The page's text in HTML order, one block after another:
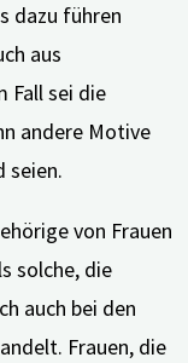
dazu führen
aus
Fall sei die
andere Motive
seien.
von Frauen
solche, die
auch bei den
Frauen, die